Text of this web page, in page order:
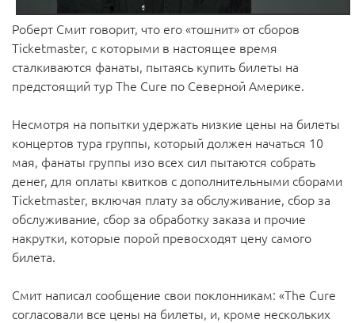
Роберт Смит говорит, что его «тошнит» от сборов
Ticketmaster, с которыми в настоящее время
сталкиваются фанаты, пытаясь купить билеты на
предстоящий тур The Cure по Северной Америке.
Несмотря на попытки удержать низкие цены на билеты
концертов тура группы, который должен начаться 10
мая, фанаты группы изо всех сил пытаются собрать
денег, для оплаты квитков с дополнительными сборами
Ticketmaster, включая плату за обслуживание, сбор за
обслуживание, сбор за обработку заказа и прочие
накрутки, которые порой превосходят цену самого
билета.
Смит написал сообщение свои поклонникам: «The Cure
согласовали все цены на билеты, и, кроме нескольких